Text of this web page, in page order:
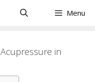
Menu
Acupressure in